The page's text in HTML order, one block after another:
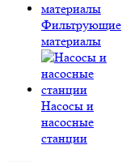
Фильтрующие
материалы
Насосы и
насосные
станции